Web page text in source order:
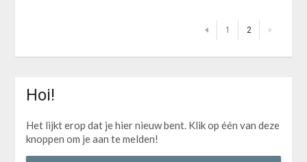
1 2
Hoi!
Het lijkt erop dat je hier nieuw bent. Klik op één van deze
knoppen om je aan te melden!